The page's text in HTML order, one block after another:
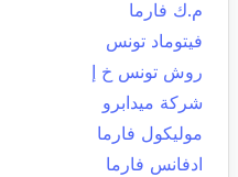
م.ك فارما
فيتوماد تونس
روش تونس خ إ
شركة ميدابرو
موليكول فارما
ادفانس فارما